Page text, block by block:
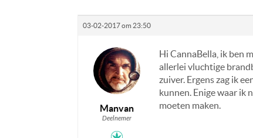
03-02-2017 om 23:50
Manvan
Deelnemer
Hi CannaBella, ik ben
allerlei vluchtige
zuiver. Ergens zag ik
kunnen. Enige waar ik
moeten maken.